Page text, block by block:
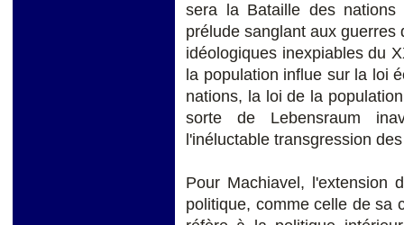
sera la Bataille des
prélude sanglant aux
idéologiques inexpiables du
la population influe sur la loi
nations, la loi de la
sorte de Lebensraum
l'inéluctable transgression
Pour Machiavel, l'extension
politique, comme celle de sa